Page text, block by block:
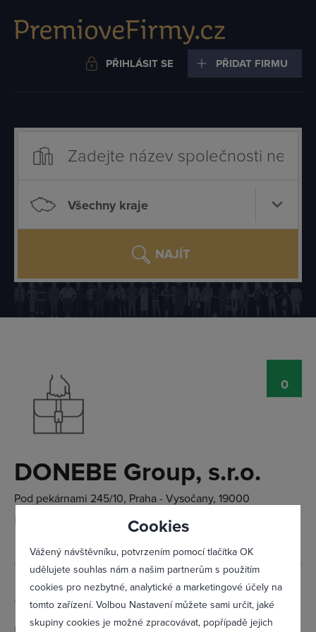
Cookies
Vážený návštěvníku, potvrzením pomocí tlačítka OK
udělujete souhlas nám a našim partnerům s použitím
cookies pro nezbytné, analytické a marketingové účely na
tomto zařízení. Volbou Nastavení můžete sami určit, jaké
skupiny cookies je možné zpracovávat, popřípadě jejich
PŘIHLÁSIT SE PŘIDAT FIRMU
Všechny kraje
NAJÍT
DONEBE Group, s.r.o.
Pod pekárnami 245/10, Praha - Vysočany, 19000
Doporučit firmu
0
Telefon:
605 372 042
Zapomněl(a) jsem heslo